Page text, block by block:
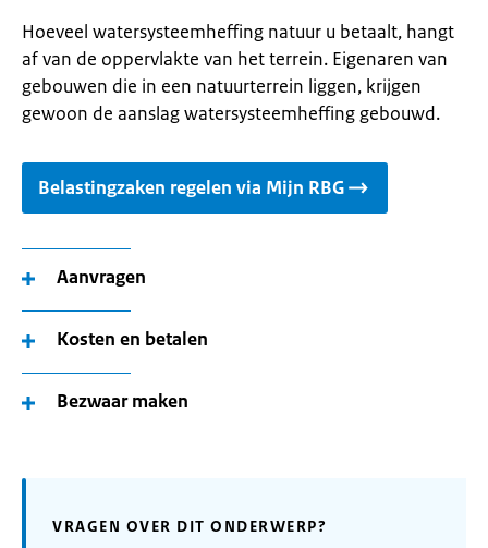
Hoeveel watersysteemheffing natuur u betaalt, hangt
af van de oppervlakte van het terrein. Eigenaren van
gebouwen die in een natuurterrein liggen, krijgen
gewoon de aanslag watersysteemheffing gebouwd.
Belastingzaken regelen via Mijn RBG
Aanvragen
Kosten en betalen
Bezwaar maken
VRAGEN OVER DIT ONDERWERP?